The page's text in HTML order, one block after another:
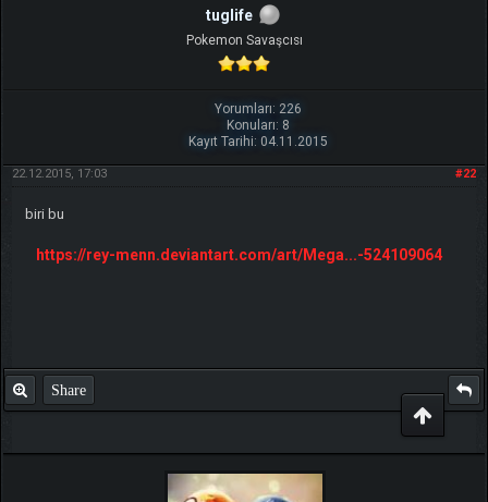
tuglife
Pokemon Savaşcısı
Yorumları: 226
Konuları: 8
Kayıt Tarihi: 04.11.2015
#22
22.12.2015, 17:03
biri bu
https://rey-menn.deviantart.com/art/Mega...-524109064
Share